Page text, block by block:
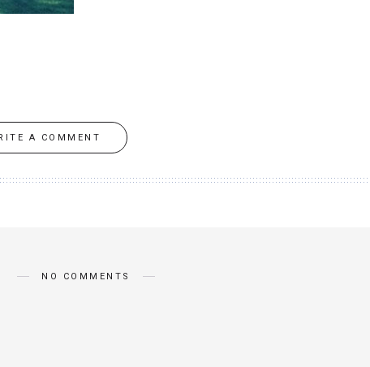
A COMMENT
NO COMMENTS